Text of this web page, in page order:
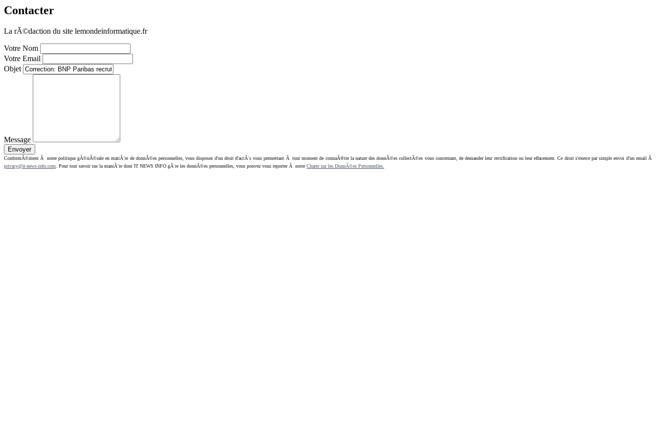
Contacter
La rÃ©daction du site lemondeinformatique.fr
Votre Nom
Votre Email
Objet
Message
ConformÃ©ment Ã notre politique gÃ©nÃ©rale en matiÃ¨re de donnÃ©es personnelles, vous disposez d'un droit d'accÃ¨s vous permettant Ã tout moment de connaÃ®tre la nature des donnÃ©es collectÃ©es vous concernant, de demander leur rectification ou leur effacement. Ce droit s'exerce par simple envoi d'un email Ã
privacy@it-news-info.com . Pour tout savoir sur la maniÃ¨re dont IT NEWS INFO gÃ¨re les donnÃ©es personnelles, vous pouvez vous reporter Ã notre Charte sur les DonnÃ©es Personnelles.